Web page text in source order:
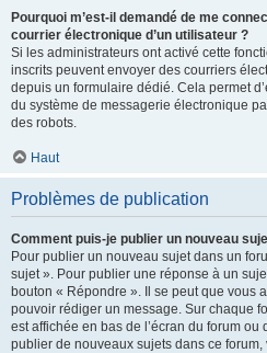
Pourquoi m’est-il demandé de me
courrier électronique d’un utilisateur ?
Si les administrateurs ont activé cette
inscrits peuvent envoyer des courriers
depuis un formulaire dédié. Cela permet
du système de messagerie électronique
des robots.
Haut
Problèmes de publication
Comment puis-je publier un nouveau
Pour publier un nouveau sujet dans un
sujet ». Pour publier une réponse à un
bouton « Répondre ». Il se peut que vous
pouvoir rédiger un message. Sur chaque
est affichée en bas de l’écran du forum
publier de nouveaux sujets dans ce